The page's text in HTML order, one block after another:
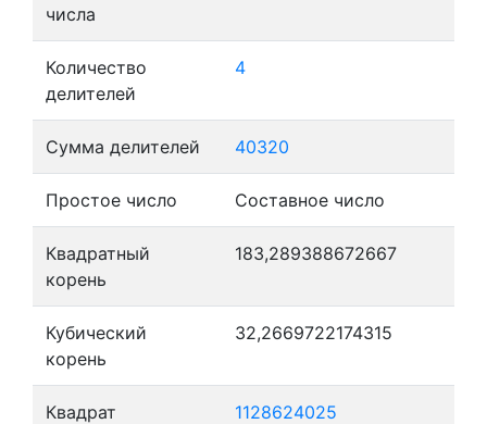
числа
Количество
делителей
4
Сумма делителей 40320
Простое число Составное число
Квадратный
корень
183,289388672667
Кубический
корень
32,2669722174315
Квадрат 1128624025